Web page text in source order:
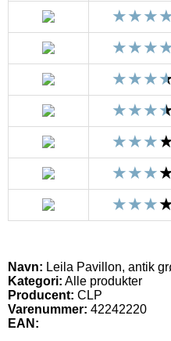
Navn: Leila Pavillon, antik
Kategori: Alle produkter
Producent: CLP
Varenummer: 42242220
EAN: